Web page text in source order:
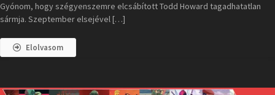
Gyónom, hogy szégyenszemre elcsábított Todd Howard tagadhatatlan
sármja. Szeptember elsejével […]
Elolvasom